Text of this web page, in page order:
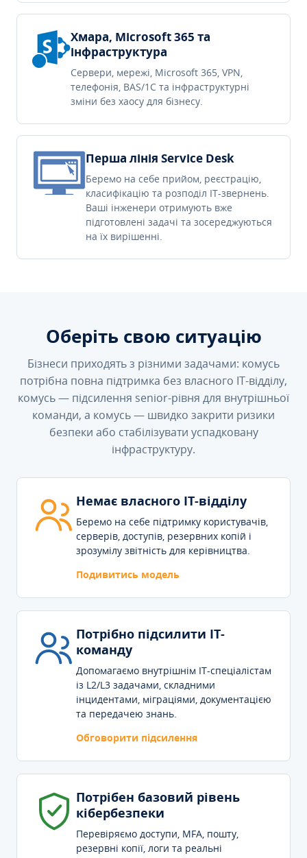
Хмара, Microsoft 365 та
інфраструктура
Сервери, мережі, Microsoft 365, VPN,
телефонія, BAS/1C та інфраструктурні
зміни без хаосу для бізнесу.
Перша лінія Service Desk
Беремо на себе прийом, реєстрацію,
класифікацію та розподіл IT-звернень.
Ваші інженери отримують вже
підготовлені задачі та зосереджуються
на їх вирішенні.
Оберіть свою ситуацію
Бізнеси приходять з різними задачами: комусь
потрібна повна підтримка без власного IT-відділу,
комусь — підсилення senior-рівня для внутрішньої
команди, а комусь — швидко закрити ризики
безпеки або стабілізувати успадковану
інфраструктуру.
Немає власного IT-відділу
Беремо на себе підтримку користувачів,
серверів, доступів, резервних копій і
зрозумілу звітність для керівництва.
Подивитись модель
Потрібно підсилити IT-
команду
Допомагаємо внутрішнім IT-спеціалістам
із L2/L3 задачами, складними
інцидентами, міграціями, документацією
та передачею знань.
Обговорити підсилення
Потрібен базовий рівень
кібербезпеки
Перевіряємо доступи, MFA, пошту,
резервні копії, логи та реальні